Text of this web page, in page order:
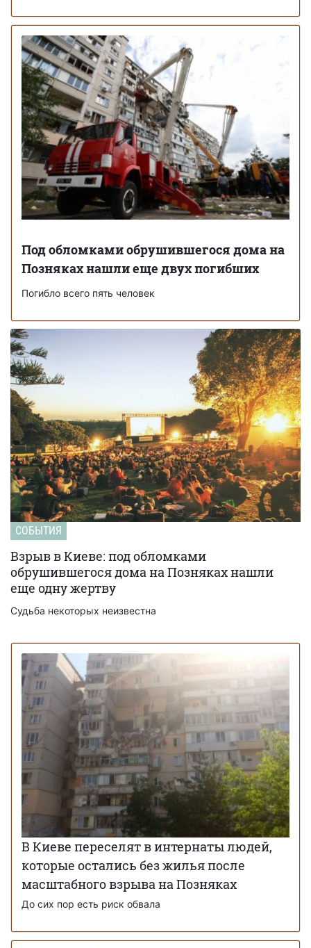
Под обломками обрушившегося дома на
Позняках нашли еще двух погибших
Погибло всего пять человек
СОБЫТИЯ
Взрыв в Киеве: под обломками
обрушившегося дома на Позняках нашли
еще одну жертву
Судьба некоторых неизвестна
В Киеве переселят в интернаты людей,
которые остались без жилья после
масштабного взрыва на Позняках
До сих пор есть риск обвала